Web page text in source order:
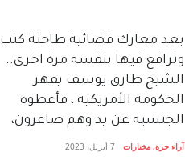
بعد معارك قضائية طاحنة كتب
وترافع فيها بنفسه مرة اخرى..
الشيخ طارق يوسف يقهر
الحكومة الأمريكية ، فأعطوه
الجنسية عن يد وهم صاغرون،
آراء حرة, مختارات 7 أبريل، 2023